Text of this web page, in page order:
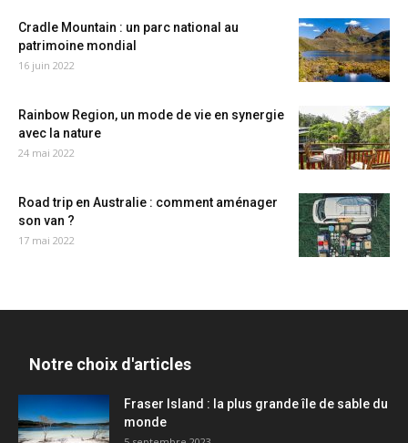
Cradle Mountain : un parc national au
patrimoine mondial
16 juin 2022
Rainbow Region, un mode de vie en synergie
avec la nature
24 mai 2022
Road trip en Australie : comment aménager
son van ?
17 mai 2022
Notre choix d'articles
Fraser Island : la plus grande île de sable du
monde